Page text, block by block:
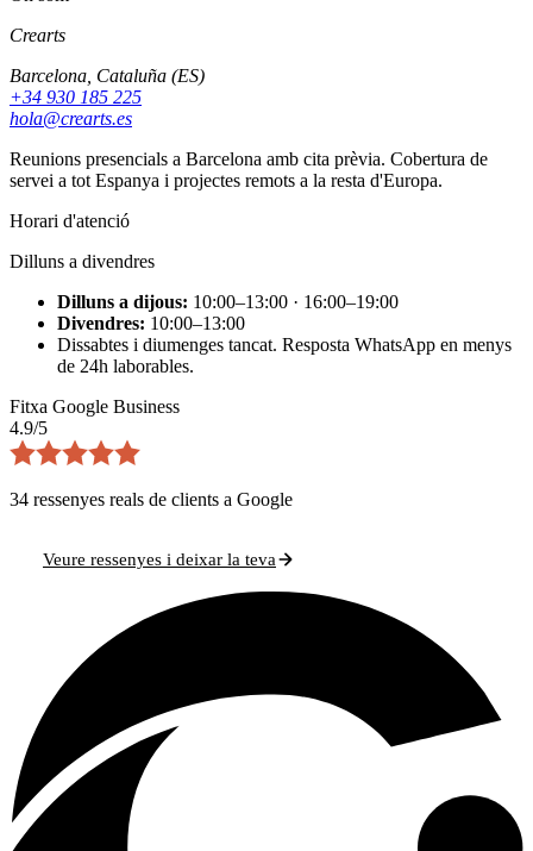
Crearts
Barcelona, Cataluña (ES)
+34 930 185 225
hola@crearts.es
Reunions presencials a Barcelona amb cita prèvia. Cobertura de
servei a tot Espanya i projectes remots a la resta d'Europa.
Horari d'atenció
Dilluns a divendres
Dilluns a dijous: 10:00–13:00 · 16:00–19:00
Divendres: 10:00–13:00
Dissabtes i diumenges tancat. Resposta WhatsApp en menys
de 24h laborables.
Fitxa Google Business
4.9/5
34 ressenyes reals de clients a Google
Veure ressenyes i deixar la teva